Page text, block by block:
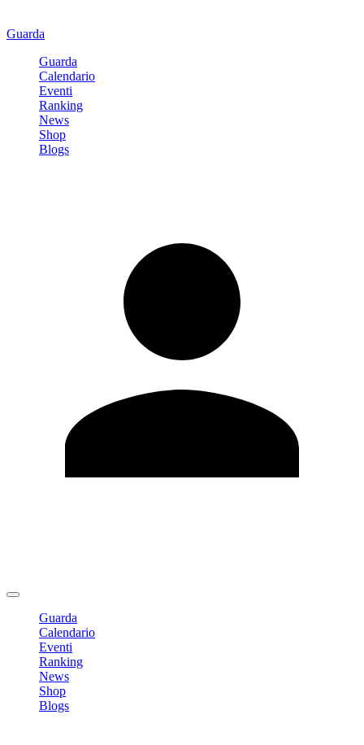
Guarda
Guarda
Calendario
Eventi
Ranking
News
Shop
Blogs
Guarda
Calendario
Eventi
Ranking
News
Shop
Blogs